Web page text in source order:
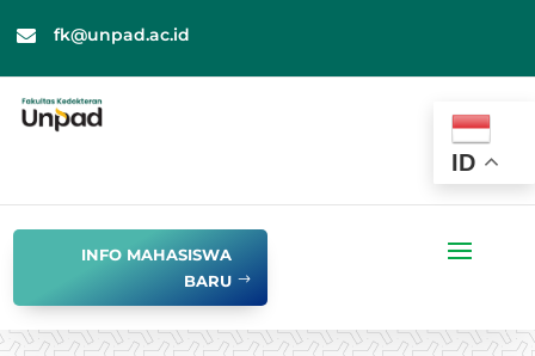
 fk@unpad.ac.id
ID
INFO MAHASISWA
BARU